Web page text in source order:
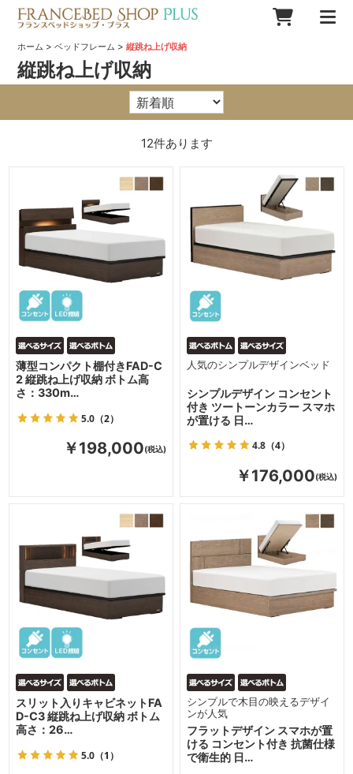
ホーム >ベッドフレーム >縦跳ね上げ収納
縦跳ね上げ収納
12件あります
薄型コンパクト棚付きFAD-C
2 縦跳ね上げ収納 ボトム高
さ：330m…
5.0 （2）
￥198,000
シンプルデザイン コンセント
付き ツートーンカラー スマホ
が置ける 日…
4.8（4）
人気のシンプルデザインベッド
￥176,000
スリット入りキャビネットFA
D-C3 縦跳ね上げ収納 ボトム
高さ：26…
5.0 （1）
フラットデザイン スマホが置
ける コンセント付き 抗菌仕様
で衛生的 日…
シンプルで木目の映えるデザイ
ンが人気